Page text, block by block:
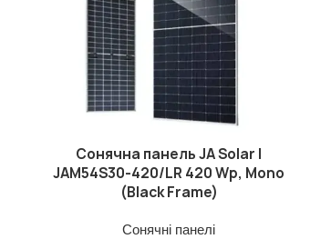
ДОДАТИ В КОШИК
Сонячна панель JA Solar |
JAM54S30-420/LR 420 Wp, Mono
(Black Frame)
Сонячні панелі